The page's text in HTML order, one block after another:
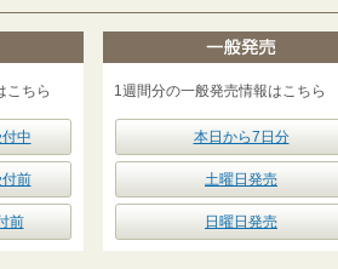
こちら
中
前
前
1週間分の一般発売情報はこちら
本日から7日分
土曜日発売
日曜日発売